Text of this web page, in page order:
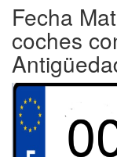
Fecha
coches